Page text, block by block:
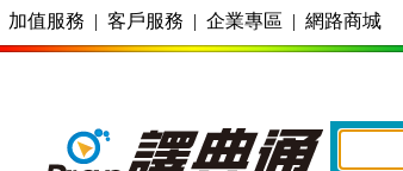
加值服務 | 客戶服務 | 企業專區 | 網路商城